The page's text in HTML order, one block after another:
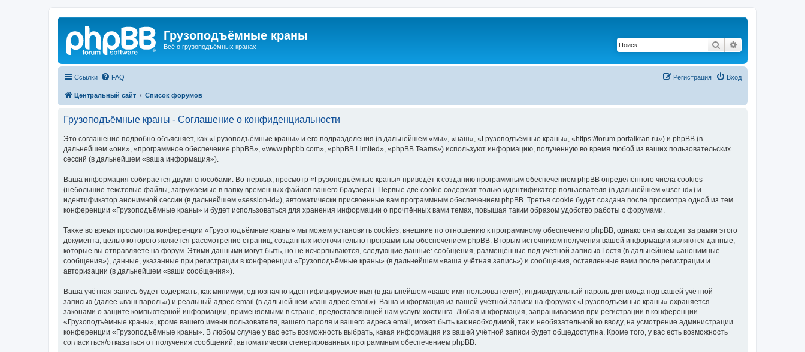
Грузоподъёмные краны
Всё о грузоподъёмных кранах Поиск
Ссылки FAQ Вход
Регистрация
Центральный сайт Список форумов
Грузоподъёмные краны - Соглашение о конфиденциальности
Это соглашение подробно объясняет, как «Грузоподъёмные краны» и его подразделения (в дальнейшем «мы», «наш», «Грузоподъёмные краны», «https://forum.portalkran.ru») и phpBB (в
дальнейшем «они», «программное обеспечение phpBB», «www.phpbb.com», «phpBB Limited», «phpBB Teams») используют информацию, полученную во время любой из ваших пользовательских
сессий (в дальнейшем «ваша информация»).
Ваша информация собирается двумя способами. Во-первых, просмотр «Грузоподъёмные краны» приведёт к созданию программным обеспечением phpBB определённого числа cookies
(небольшие текстовые файлы, загружаемые в папку временных файлов вашего браузера). Первые две cookie содержат только идентификатор пользователя (в дальнейшем «user-id») и
идентификатор анонимной сессии (в дальнейшем «session-id»), автоматически присвоенные вам программным обеспечением phpBB. Третья cookie будет создана после просмотра одной из тем
конференции «Грузоподъёмные краны» и будет использоваться для хранения информации о прочтённых вами темах, повышая таким образом удобство работы с форумами.
Также во время просмотра конференции «Грузоподъёмные краны» мы можем установить cookies, внешние по отношению к программному обеспечению phpBB, однако они выходят за рамки этого
документа, целью которого является рассмотрение страниц, созданных исключительно программным обеспечением phpBB. Вторым источником получения вашей информации являются данные,
которые вы отправляете на форум. Этими данными могут быть, но не исчерпываются, следующие данные: сообщения, размещённые под учётной записью Гостя (в дальнейшем «анонимные
сообщения»), данные, указанные при регистрации в конференции «Грузоподъёмные краны» (в дальнейшем «ваша учётная запись») и сообщения, оставленные вами после регистрации и
авторизации (в дальнейшем «ваши сообщения»).
Ваша учётная запись будет содержать, как минимум, однозначно идентифицируемое имя (в дальнейшем «ваше имя пользователя»), индивидуальный пароль для входа под вашей учётной
записью (далее «ваш пароль») и реальный адрес email (в дальнейшем «ваш адрес email»). Ваша информация из вашей учётной записи на форумах «Грузоподъёмные краны» охраняется
законами о защите компьютерной информации, применяемыми в стране, предоставляющей нам услуги хостинга. Любая информация, запрашиваемая при регистрации в конференции
«Грузоподъёмные краны», кроме вашего имени пользователя, вашего пароля и вашего адреса email, может быть как необходимой, так и необязательной ко вводу, на усмотрение администрации
конференции «Грузоподъёмные краны». В любом случае у вас есть возможность выбрать, какая информация из вашей учётной записи будет общедоступна. Кроме того, у вас есть возможность
согласиться/отказаться от получения сообщений, автоматически сгенерированных программным обеспечением phpBB.